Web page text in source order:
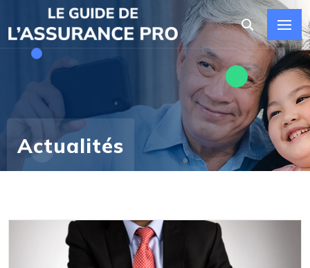
Actualités